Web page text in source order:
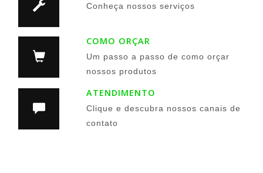
Conheça nossos serviços
COMO ORÇAR
Um passo a passo de como orçar
nossos produtos
ATENDIMENTO
Clique e descubra nossos canais de
contato